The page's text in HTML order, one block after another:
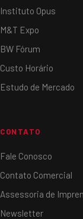
Instituto Opus
M&T Expo
BW Fórum
Custo Horário
Estudo de Mercado
CONTATO
Fale Conosco
Contato Comercial
Assessoria de
Newsletter